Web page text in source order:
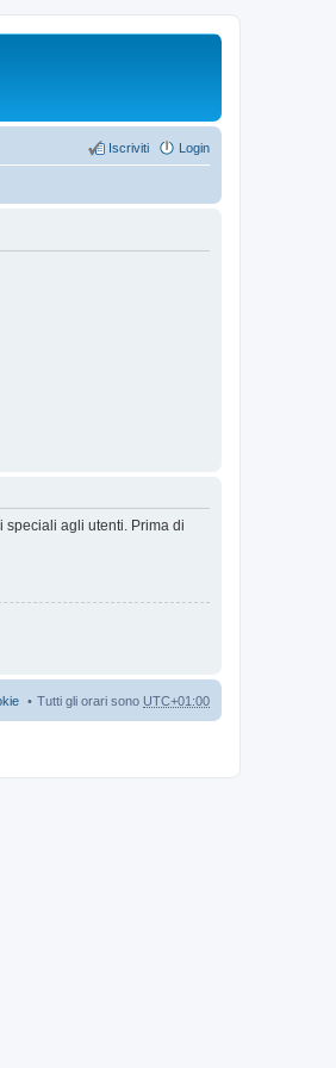
Login
Iscriviti
speciali agli utenti. Prima di
Tutti gli orari sono UTC+01:00